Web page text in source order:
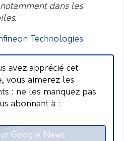
dans les
Technologies
avez apprécié cet
vous aimerez les
: ne les manquez pas
abonnant à :
Google News